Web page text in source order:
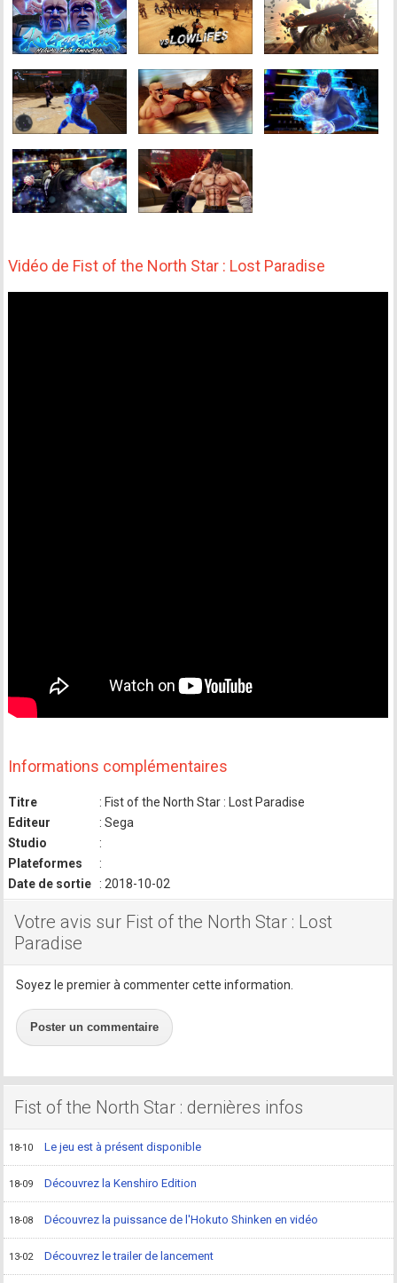
Vidéo de Fist of the North Star : Lost Paradise
Informations complémentaires
Titre
: Fist of the North Star : Lost Paradise
Editeur
: Sega
Studio
:
Plateformes
:
Date de sortie
: 2018-10-02
Votre avis sur Fist of the North Star : Lost
Paradise
Soyez le premier à commenter cette information.
Poster un commentaire
Fist of the North Star : dernières infos
18-10 Le jeu est à présent disponible
18-09 Découvrez la Kenshiro Edition
18-08 Découvrez la puissance de l'Hokuto Shinken en vidéo
13-02 Découvrez le trailer de lancement